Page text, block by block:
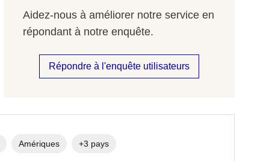
Aidez-nous à améliorer notre service en
répondant à notre enquête.
Répondre à l'enquête utilisateurs
Amériques +3 pays